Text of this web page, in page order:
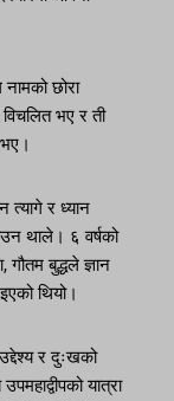
छोरा
भए र ती
त्यागे र ध्यान
थाले। ६ वर्षको
बुद्धले ज्ञान
थियो।
र दुःखको
यात्रा